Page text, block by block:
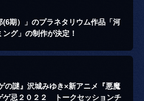
(6期）」のプラネタリウム作品「河
グ」の制作が決定！
の謎』沢城みゆき×新アニメ『悪魔
ゲ忌２０２２ トークセッションチ